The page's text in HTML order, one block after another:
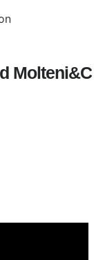
Molteni&C